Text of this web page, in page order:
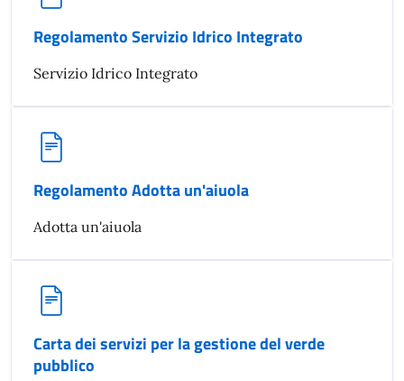
Regolamento Servizio Idrico Integrato
Servizio Idrico Integrato
Regolamento Adotta un'aiuola
Adotta un'aiuola
Carta dei servizi per la gestione del verde
pubblico